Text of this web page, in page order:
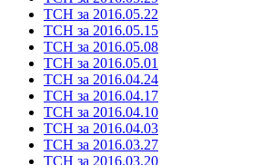
ТСН за 2016.05.22
ТСН за 2016.05.15
ТСН за 2016.05.08
ТСН за 2016.05.01
ТСН за 2016.04.24
ТСН за 2016.04.17
ТСН за 2016.04.10
ТСН за 2016.04.03
ТСН за 2016.03.27
ТСН за 2016.03.20